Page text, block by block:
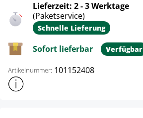
Lieferzeit: 2 - 3 Werktage
(Paketservice)
Schnelle Lieferung
Sofort lieferbar Verfügbar
Artikelnummer: 101152408
Weitere Produktinformationen anzeigen